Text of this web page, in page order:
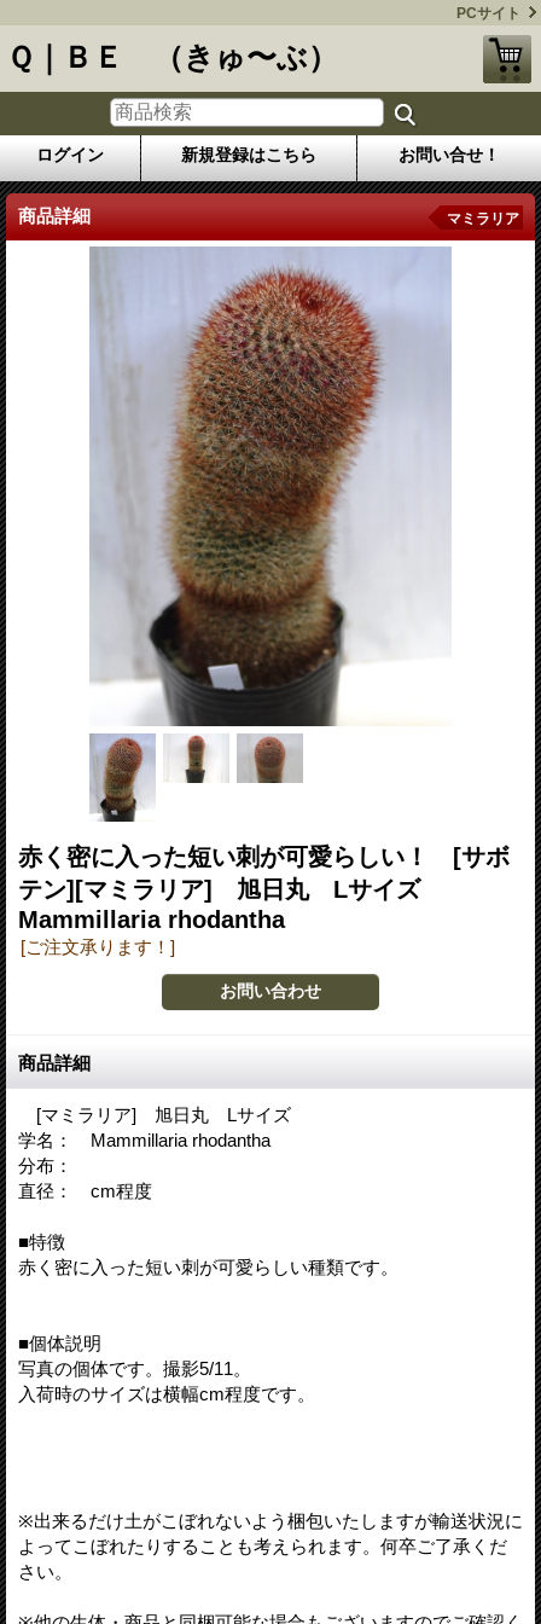
PCサイト
Ｑ｜ＢＥ （きゅ〜ぶ）
ログイン 新規登録はこちら お問い合せ！
商品詳細 マミラリア
赤く密に入った短い刺が可愛らしい！ [サボ
テン][マミラリア] 旭日丸 Lサイズ
Mammillaria rhodantha
[ご注文承ります！]
商品詳細
[マミラリア] 旭日丸 Lサイズ
学名： Mammillaria rhodantha
分布：
直径： cm程度
■特徴
赤く密に入った短い刺が可愛らしい種類です。
■個体説明
写真の個体です。撮影5/11。
入荷時のサイズは横幅cm程度です。
※出来るだけ土がこぼれないよう梱包いたしますが輸送状況に
よってこぼれたりすることも考えられます。何卒ご了承くだ
さい。